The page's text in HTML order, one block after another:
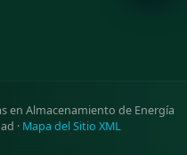
en Almacenamiento de Energía
· Mapa del Sitio XML